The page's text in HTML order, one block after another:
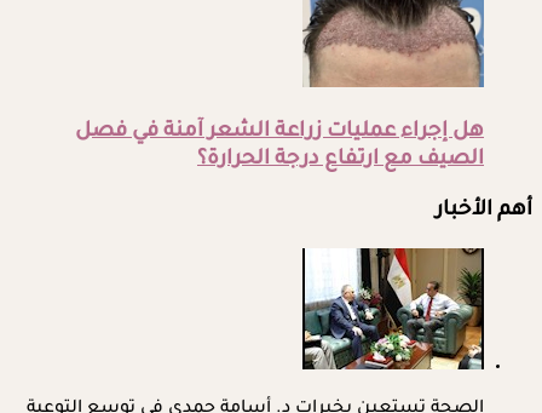
هل إجراء عمليات زراعة الشعر آمنة في فصل
الصيف مع ارتفاع درجة الحرارة؟
أهم الأخبار
الصحة تستعين بخبرات د. أسامة حمدي في توسع التوعية